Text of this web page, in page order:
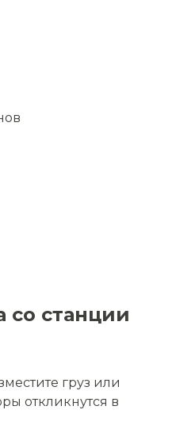
со станции
груз или
откликнутся в